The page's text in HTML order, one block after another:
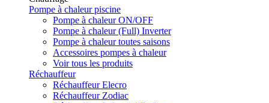
Pompe à chaleur piscine
Pompe à chaleur ON/OFF
Pompe à chaleur (Full) Inverter
Pompe à chaleur toutes saisons
Accessoires pompes à chaleur
Voir tous les produits
Réchauffeur
Réchauffeur Elecro
Réchauffeur Zodiac